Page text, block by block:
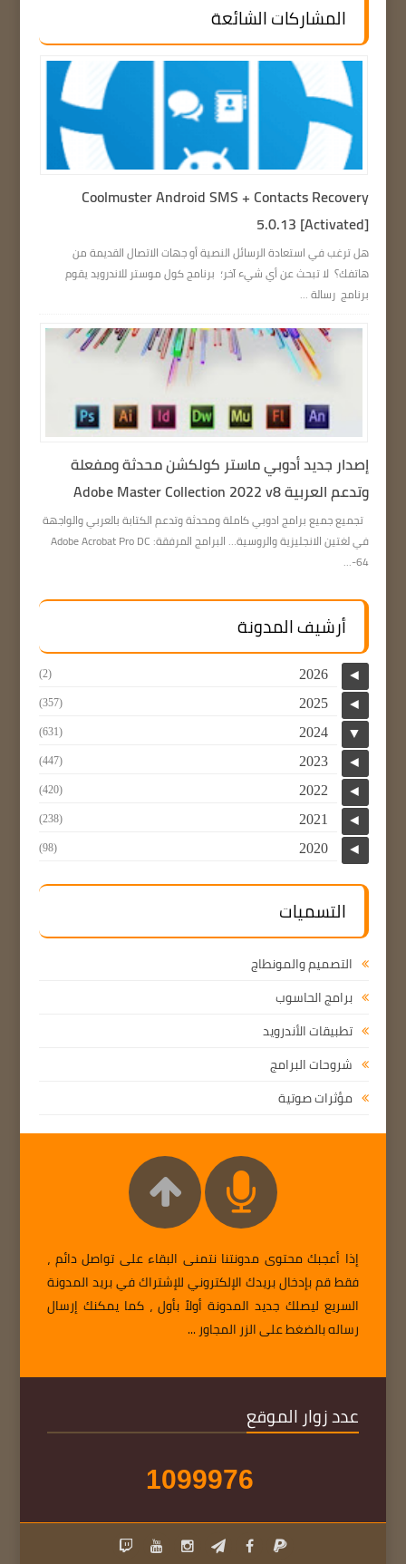
المشاركات الشائعة
Coolmuster Android SMS + Contacts Recovery
5.0.13 [Activated]
هل ترغب في استعادة الرسائل النصية أو جهات الاتصال القديمة من
هاتفك؟ لا تبحث عن أي شيء آخر؛ برنامج كول موستر للاندرويد يقوم
برنامج رسالة ...
إصدار جديد أدوبي ماستر كولكشن محدثة ومفعلة
وتدعم العربية Adobe Master Collection 2022 v8
تجميع جميع برامج ادوبي كاملة ومحدثة وتدعم الكتابة بالعربي والواجهة
في لغتين الانجليزية والروسية… البرامج المرفقة: Adobe Acrobat Pro DC
64-...
أرشيف المدونة
◄
2026
(2)
◄
2025
(357)
▼
2024
(631)
◄
2023
(447)
◄
2022
(420)
◄
2021
(238)
◄
2020
(98)
التسميات
التصميم والمونطاج
برامج الحاسوب
تطبيقات الأندرويد
شروحات البرامج
مؤثرات صوتية
إذا أعجبك محتوى مدونتنا نتمنى البقاء على تواصل دائم ،
فقط قم بإدخال بريدك الإلكتروني للإشتراك في بريد المدونة
السريع ليصلك جديد المدونة أولاً بأول ، كما يمكنك إرسال
رساله بالضغط على الزر المجاور ...
عدد زوار الموقع
1099976